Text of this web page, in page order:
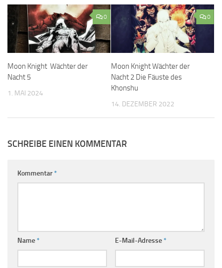
0
Moon Knight Wächter der
Nacht 5
1. MAI 2024
0
Moon Knight Wächter der
Nacht 2 Die Fäuste des
Khonshu
14. DEZEMBER 2022
SCHREIBE EINEN KOMMENTAR
Kommentar*
Name* E-Mail-Adresse*